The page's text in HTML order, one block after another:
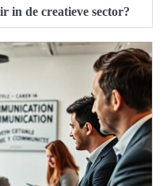
in de creatieve sector?